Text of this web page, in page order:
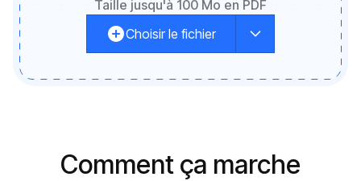
Taille jusqu'à 100 Mo en PDF
Choisir le fichier
Comment ça marche